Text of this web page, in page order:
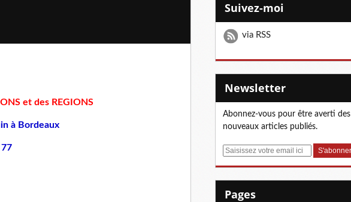
et des REGIONS
à Bordeaux
Suivez-moi
via RSS
Newsletter
Abonnez-vous pour être averti des
nouveaux articles publiés.
E
Pages